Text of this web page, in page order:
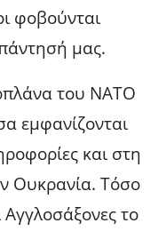
φοβούνται
μας.
του ΝΑΤΟ
εμφανίζονται
και στη
Ουκρανία. Τόσο
Αγγλοσάξονες το